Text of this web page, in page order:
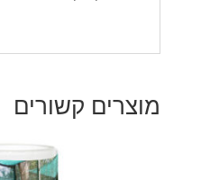
מוצרים קשורים